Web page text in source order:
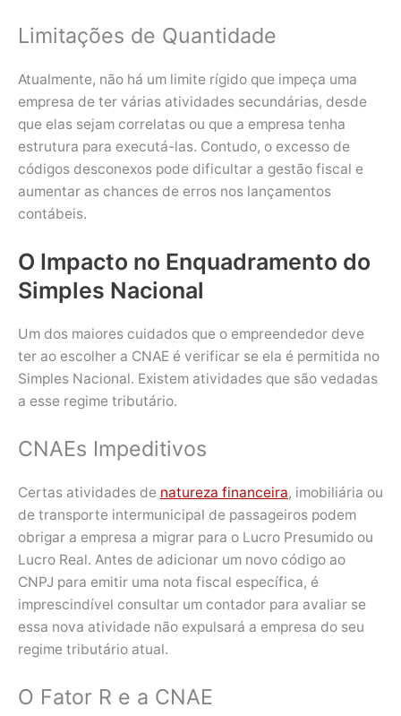
Limitações de Quantidade
Atualmente, não há um limite rígido que impeça uma
empresa de ter várias atividades secundárias, desde
que elas sejam correlatas ou que a empresa tenha
estrutura para executá-las. Contudo, o excesso de
códigos desconexos pode dificultar a gestão fiscal e
aumentar as chances de erros nos lançamentos
contábeis.
O Impacto no Enquadramento do
Simples Nacional
Um dos maiores cuidados que o empreendedor deve
ter ao escolher a CNAE é verificar se ela é permitida no
Simples Nacional. Existem atividades que são vedadas
a esse regime tributário.
CNAEs Impeditivos
Certas atividades de natureza financeira, imobiliária ou
de transporte intermunicipal de passageiros podem
obrigar a empresa a migrar para o Lucro Presumido ou
Lucro Real. Antes de adicionar um novo código ao
CNPJ para emitir uma nota fiscal específica, é
imprescindível consultar um contador para avaliar se
essa nova atividade não expulsará a empresa do seu
regime tributário atual.
O Fator R e a CNAE